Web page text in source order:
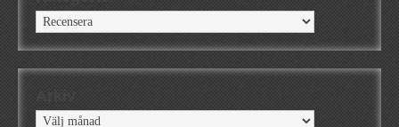
Kategorier
Arkiv